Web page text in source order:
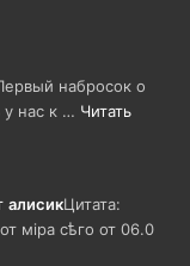
набросок о
у нас к … Читать
алисикЦитата:
мiра сѣго от 06.0